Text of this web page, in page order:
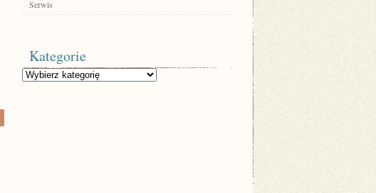
Serwis
Kategorie
Kategorie